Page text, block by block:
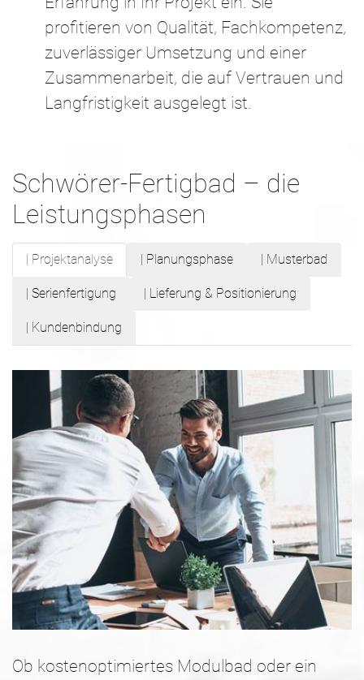
profitieren von Qualität, Fachkompetenz,
zuverlässiger Umsetzung und einer
Zusammenarbeit, die auf Vertrauen und
Langfristigkeit ausgelegt ist.
Schwörer-Fertigbad – die
Leistungsphasen
| Projektanalyse | Planungsphase | Musterbad
| Serienfertigung | Lieferung & Positionierung
| Kundenbindung
Ob kostenoptimiertes Modulbad oder ein